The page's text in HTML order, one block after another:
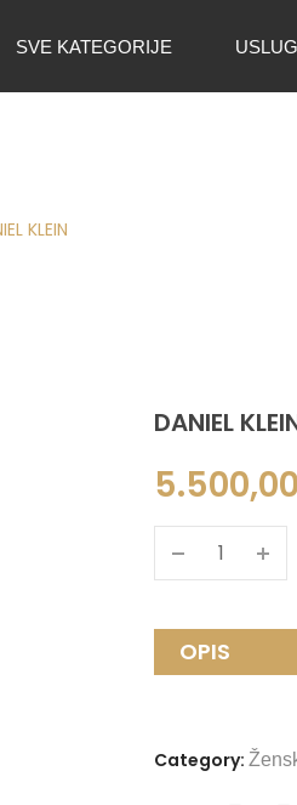
SVE KATEGORIJE
KLEIN
DANIEL
5.500,00
OPIS
Category: